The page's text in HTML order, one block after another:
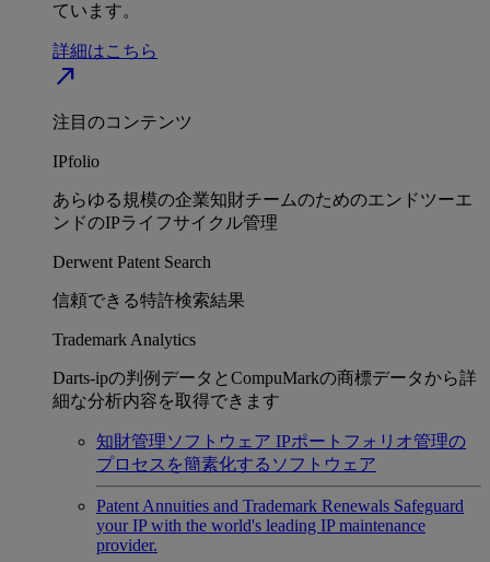
ています。
詳細はこちら
north_east
注目のコンテンツ
IPfolio
あらゆる規模の企業知財チームのためのエンドツーエ
ンドのIPライフサイクル管理
Derwent Patent Search
信頼できる特許検索結果
Trademark Analytics
Darts-ipの判例データとCompuMarkの商標データから詳
細な分析内容を取得できます
知財管理ソフトウェア IPポートフォリオ管理の
プロセスを簡素化するソフトウェア
Patent Annuities and Trademark Renewals Safeguard
your IP with the world's leading IP maintenance
provider.